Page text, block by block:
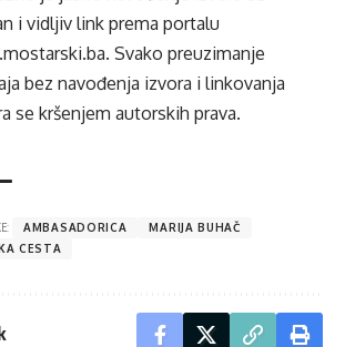
i vidljiv link prema portalu
. Svako preuzimanje
bez navođenja izvora i linkovanja
se kršenjem autorskih prava.
AMBASADORICA
MARIJA BUHAČ
CESTA